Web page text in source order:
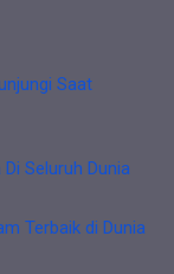
Saat
Seluruh Dunia
Terbaik di Dunia